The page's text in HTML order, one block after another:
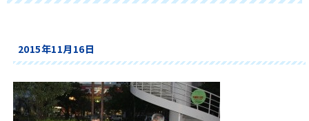
2015年11月16日